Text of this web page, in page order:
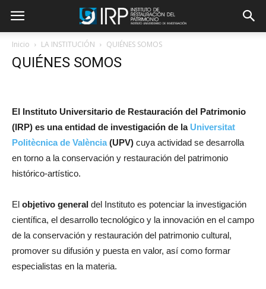
Inicio LA INSTITUCIÓN QUIÉNES SOMOS
QUIÉNES SOMOS
El Instituto Universitario de Restauración del Patrimonio
(IRP) es una entidad de investigación de la Universitat
Politècnica de València(UPV) cuya actividad se desarrolla
en torno a la conservación y restauración del patrimonio
histórico-artístico.
El objetivo general del Instituto es potenciar la investigación
científica, el desarrollo tecnológico y la innovación en el campo
de la conservación y restauración del patrimonio cultural,
promover su difusión y puesta en valor, así como formar
especialistas en la materia.